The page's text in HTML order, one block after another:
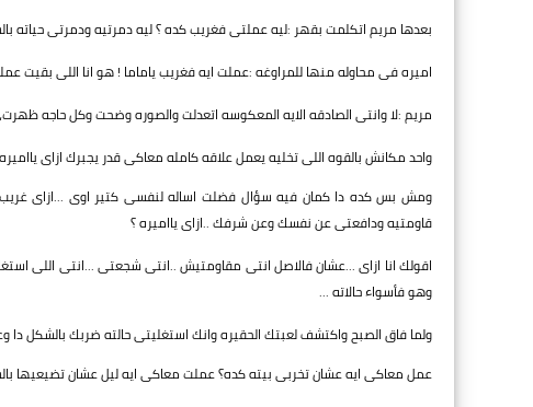
بعدها مريم اتكلمت بقهر :ليه عملتى فغريب كده ؟ ليه دمرتيه ودمرتى حياته
اميره فى محاوله منها للمراوغه :عملت ايه فغريب ياماما ! هو انا اللى بقيت
مريم :لا وانتى الصادقه الايه المعكوسه اتعدلت والصوره وضحت وكل حاجه
واحد مكانش بالقوه اللى تخليه يعمل علاقه كامله معاكى قدر يجبرك ازاى
ومش بس كده دا كمان فيه سؤال فضلت اساله لنفسى كتير اوى ...ازاى
قاومتيه ودافعتى عن نفسك وعن شرفك ..ازاى يااميره ؟
اقولك انا ازاى ...عشان فالاصل انتى مقاومتيش ..انتى شجعتى ...انتى اللى
وهو فأسواء حالاته ...
ولما فاق الصبح واكتشف لعبتك الحقيره وانك استغليتى حالته ضربك بالشكل
عمل معاكى ايه عشان تخربى بيته كده؟ عملت معاكى ايه ليل عشان تضيعيها